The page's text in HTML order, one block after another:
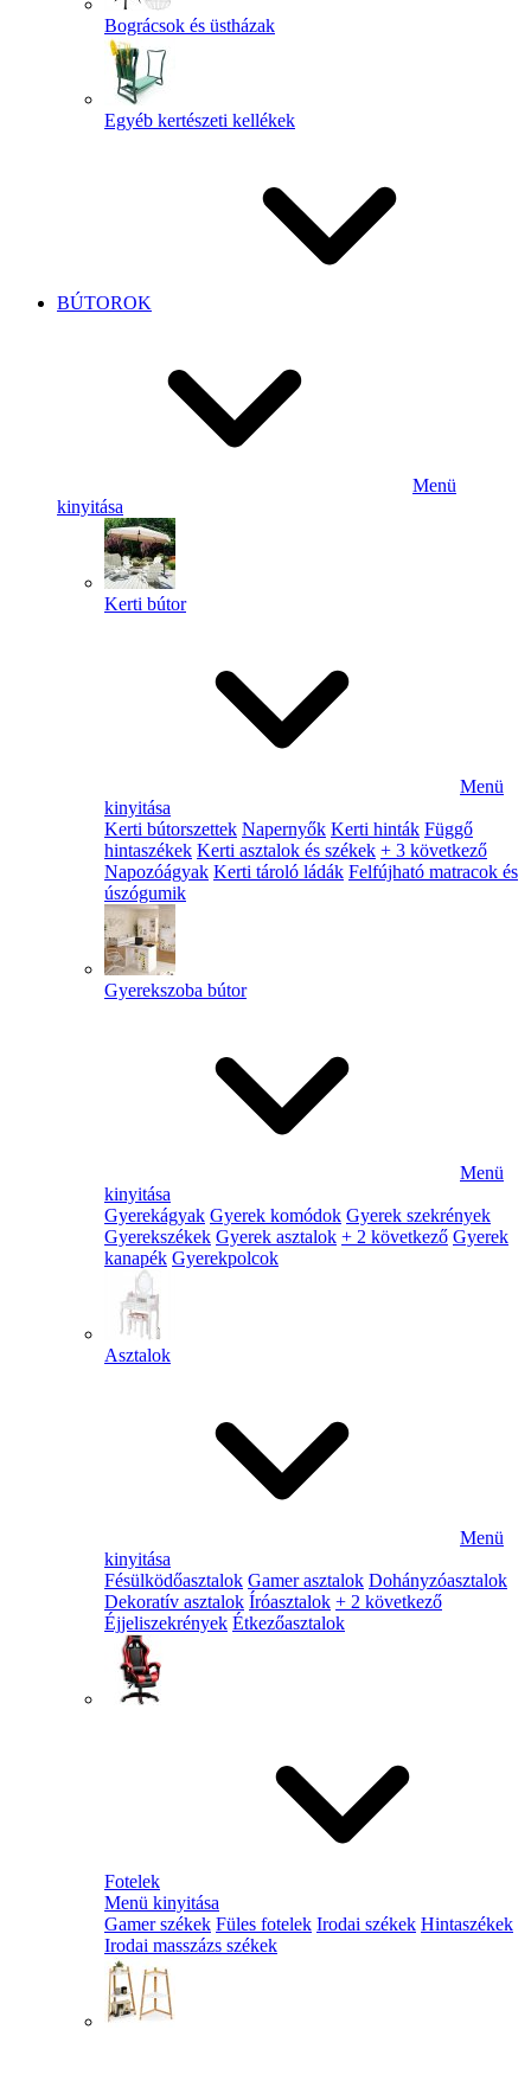
Bográcsok és üstházak
Egyéb kertészeti kellékek
BÚTOROK
Menü
kinyitása
Kerti bútor
Menü
kinyitása
Kerti bútorszettek Napernyők Kerti hinták Függő
hintaszékek Kerti asztalok és székek + 3 következő
Napozóágyak Kerti tároló ládák Felfújható matracok és
úszógumik
Gyerekszoba bútor
Menü
kinyitása
Gyerekágyak Gyerek komódok Gyerek szekrények
Gyerekszékek Gyerek asztalok + 2 következő Gyerek
kanapék Gyerekpolcok
Asztalok
Menü
kinyitása
Fésülködőasztalok Gamer asztalok Dohányzóasztalok
Dekoratív asztalok Íróasztalok + 2 következő
Éjjeliszekrények Étkezőasztalok
Fotelek
Menü kinyitása
Gamer székek Füles fotelek Irodai székek Hintaszékek
Irodai masszázs székek